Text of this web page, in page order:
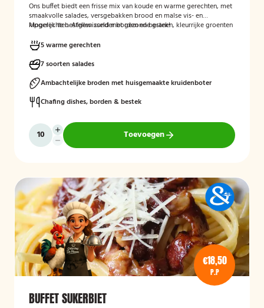
Ons buffet biedt een frisse mix van koude en warme gerechten, met
smaakvolle salades, versgebakken brood en malse vis- en
kipgerechten. Afgewisseld met gezonde granen, kleurrijke groenten
uitgebalanceerd buffet.
Mogelijk te bestellen zonder borden en bestek!
5 warme gerechten
7 soorten salades
Ambachtelijke broden met huisgemaakte kruidenboter
Chafing dishes, borden & bestek
Toevoegen
€18,50
P.P
BUFFET SUKERBIET